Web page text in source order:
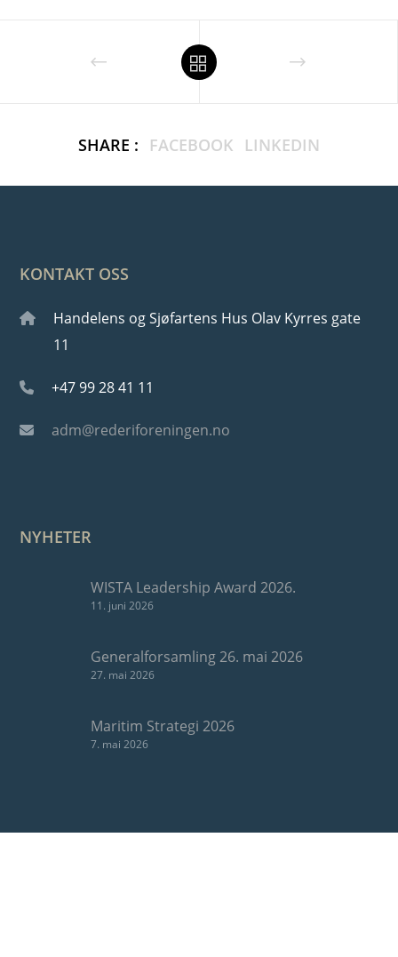
SHARE : FACEBOOK LINKEDIN
KONTAKT OSS
Handelens og Sjøfartens Hus Olav Kyrres gate
11
+47 99 28 41 11
adm@rederiforeningen.no
NYHETER
WISTA Leadership Award 2026.
11. juni 2026
Generalforsamling 26. mai 2026
27. mai 2026
Maritim Strategi 2026
7. mai 2026